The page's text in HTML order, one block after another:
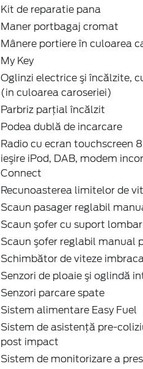
Kit de reparatie pana
Maner portbagaj cromat
Mânere portiere în culoarea
My Key
Oglinzi electrice şi încălzite,
(in culoarea caroseriei)
Parbriz parţial încălzit
Podea dublă de incarcare
Radio cu ecran touchscreen
ieşire iPod, DAB, modem
Connect
Recunoasterea limitelor de
Scaun pasager reglabil
Scaun şofer cu suport lombar
Scaun şofer reglabil manual
Schimbător de viteze
Senzori de ploaie şi oglindă
Senzori parcare spate
Sistem alimentare Easy Fuel
Sistem de asistenţă pre-
post impact
Sistem de monitorizare a